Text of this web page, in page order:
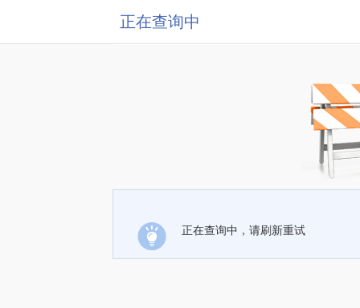
正在查询中
正在查询中，请刷新重试